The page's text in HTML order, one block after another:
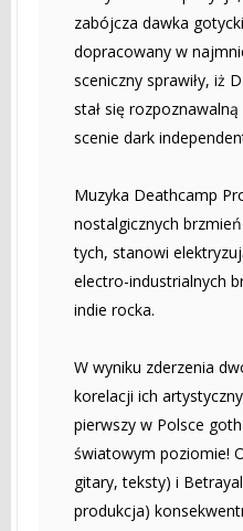
zabójcza dawka
dopracowany w
sceniczny sprawiły, iż
stał się
scenie dark
Muzyka Deathcamp
nostalgicznych
tych, stanowi
electro-industrialnych
indie rocka.
W wyniku zderzenia
korelacji ich
pierwszy w Polsce
światowym poziomie!
gitary, teksty) i
produkcja)